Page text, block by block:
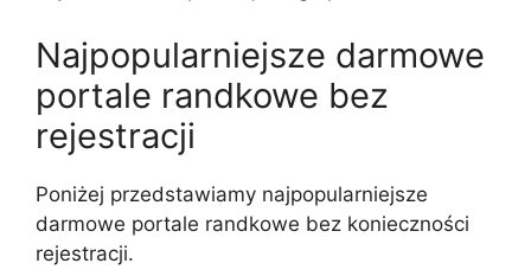
Najpopularniejsze darmowe
portale randkowe bez
rejestracji
Poniżej przedstawiamy najpopularniejsze
darmowe portale randkowe bez konieczności
rejestracji.